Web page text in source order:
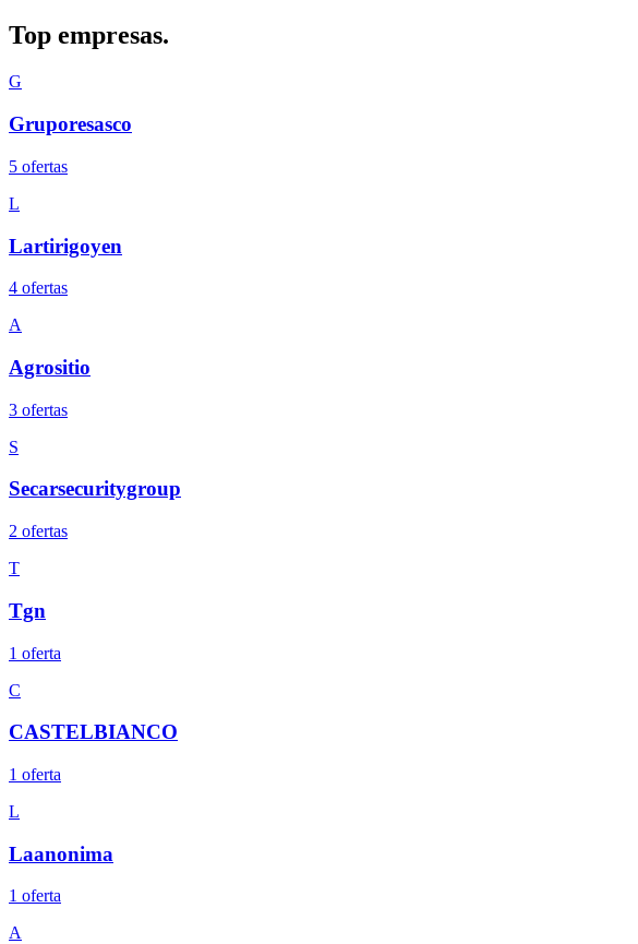
Top empresas.
G
Gruporesasco
5 ofertas
L
Lartirigoyen
4 ofertas
A
Agrositio
3 ofertas
S
Secarsecuritygroup
2 ofertas
T
Tgn
1 oferta
C
CASTELBIANCO
1 oferta
L
Laanonima
1 oferta
A